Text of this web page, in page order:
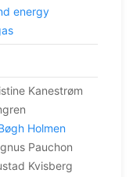
energy
Kanestrøm
Holmen
Pauchon
Kvisberg